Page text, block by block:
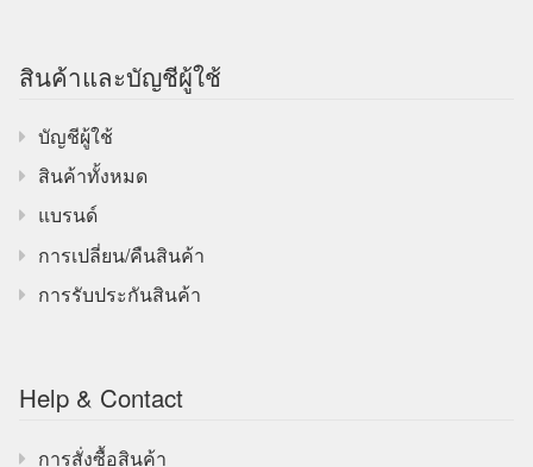
สินค้าและบัญชีผู้ใช้
บัญชีผู้ใช้
สินค้าทั้งหมด
แบรนด์
การเปลี่ยน/คืนสินค้า
การรับประกันสินค้า
Help & Contact
การสั่งซื้อสินค้า